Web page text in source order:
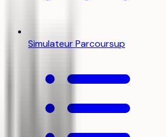
Simulateur Parcoursup